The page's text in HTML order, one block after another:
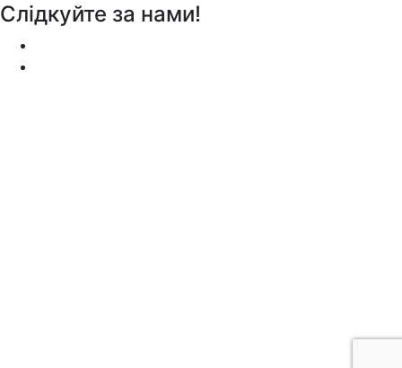
Слідкуйте за нами!